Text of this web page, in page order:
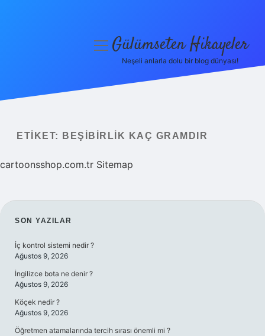
Yasal Uyarı
Hakkımızda
menüyüGülümseten Hikayeler
Neşeli anlarla dolu bir blog dünyası!
ETIKET: BEŞIBIRLIK KAÇ GRAMDIR
cartoonsshop.com.tr Sitemap
SIDEBAR
SON YAZILAR
İç kontrol sistemi nedir ?
Ağustos 9, 2026
İngilizce bota ne denir ?
Ağustos 9, 2026
Köçek nedir ?
Ağustos 9, 2026
Öğretmen atamalarında tercih sırası önemli mi ?